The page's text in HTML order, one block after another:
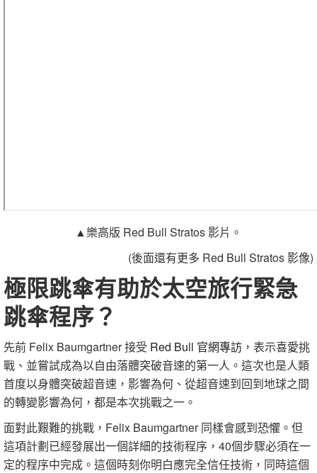
▲樂高版 Red Bull Stratos 影片。
(後面還有更多 Red Bull Stratos 影像)
極限跳傘有助於太空旅行緊急
跳傘程序？
先前 Felix Baumgartner 接受 Red Bull 官網專訪 ，表示喜愛挑
戰、並嘗試成為以自由落體突破音速的第一人。這次也是人類
首度以身體突破超音速，影響為何、從超音速到回到地球之間
的轉變影響為何，都是本次挑戰之一。
面對此艱難的挑戰，Felix Baumgartner 同樣會感到恐懼。但
這項計劃已經發展出一個詳細的技術程序，40個步驟必須在一
定的程序中完成。這個時刻你明白應完全信任技術，同時這個